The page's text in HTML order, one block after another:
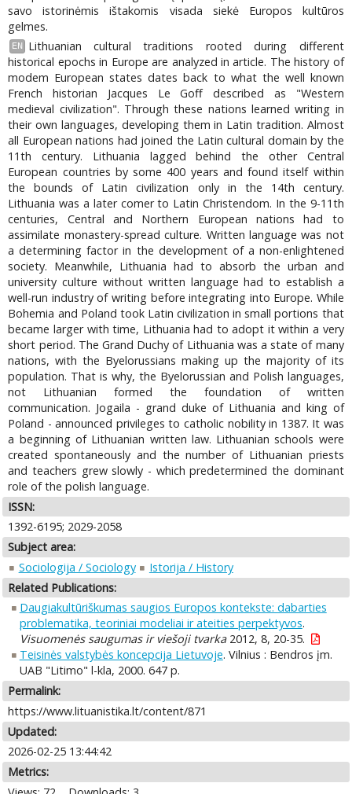
savo istorinėmis ištakomis visada siekė Europos kultūros
gelmes.
EN
Lithuanian cultural traditions rooted during different
historical epochs in Europe are analyzed in article. The history of
modem European states dates back to what the well known
French historian Jacques Le Goff described as "Western
medieval civilization". Through these nations learned writing in
their own languages, developing them in Latin tradition. Almost
all European nations had joined the Latin cultural domain by the
11th century. Lithuania lagged behind the other Central
European countries by some 400 years and found itself within
the bounds of Latin civilization only in the 14th century.
Lithuania was a later comer to Latin Christendom. In the 9-11th
centuries, Central and Northern European nations had to
assimilate monastery-spread culture. Written language was not
a determining factor in the development of a non-enlightened
society. Meanwhile, Lithuania had to absorb the urban and
university culture without written language had to establish a
well-run industry of writing before integrating into Europe. While
Bohemia and Poland took Latin civilization in small portions that
became larger with time, Lithuania had to adopt it within a very
short period. The Grand Duchy of Lithuania was a state of many
nations, with the Byelorussians making up the majority of its
population. That is why, the Byelorussian and Polish languages,
not Lithuanian formed the foundation of written
communication. Jogaila - grand duke of Lithuania and king of
Poland - announced privileges to catholic nobility in 1387. It was
a beginning of Lithuanian written law. Lithuanian schools were
created spontaneously and the number of Lithuanian priests
and teachers grew slowly - which predetermined the dominant
role of the polish language.
ISSN:
1392-6195; 2029-2058
Subject area:
Sociologija / Sociology
Istorija / History
Related Publications:
Daugiakultūriškumas saugios Europos kontekste: dabarties
problematika, teoriniai modeliai ir ateities perpektyvos.
Visuomenės saugumas ir viešoji tvarka2012, 8, 20-35.
Teisinės valstybės koncepcija Lietuvoje. Vilnius : Bendros įm.
UAB "Litimo" l-kla, 2000. 647 p.
Permalink:
https://www.lituanistika.lt/content/871
Updated:
2026-02-25 13:44:42
Metrics: